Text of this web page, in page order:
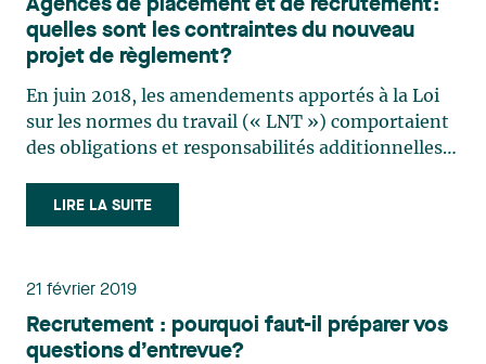
Agences de placement et de recrutement:
quelles sont les contraintes du nouveau
projet de règlement?
En juin 2018, les amendements apportés à la Loi
sur les normes du travail (« LNT ») comportaient
des obligations et responsabilités additionnelles
recrutement de travailleurs étrangers temporaires
(les « agences »). Ces amendements ne
LIRE LA SUITE
21 février 2019
Recrutement : pourquoi faut-il préparer vos
questions d’entrevue?